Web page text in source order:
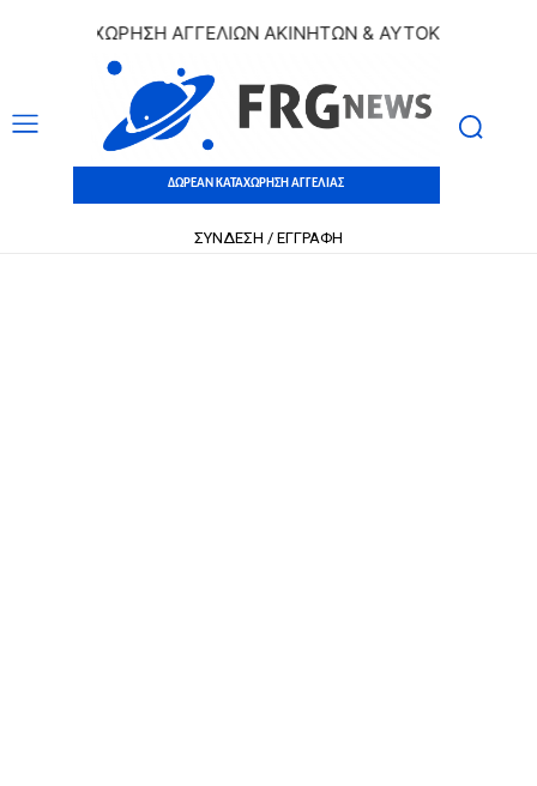
ΚΑΤΑΧΩΡΗΣΗ ΑΓΓΕΛΙΩΝ ΑΚΙΝΗΤΩΝ & ΑΥΤΟΚΙΝΗΤΩΝ |
ΔΩΡΕΑΝ ΚΑΤΑΧΩΡΗΣΗ ΑΓΓΕΛΙΑΣ
ΣΥΝΔΕΣΗ / ΕΓΓΡΑΦΗ